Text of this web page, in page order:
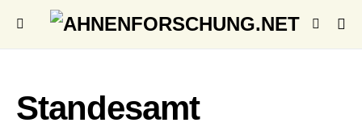
Standesamt